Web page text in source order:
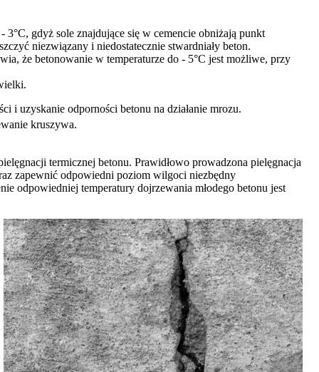
gdyż sole znajdujące się w cemencie obniżają punkt
niezwiązany i niedostatecznie stwardniały beton.
że betonowanie w temperaturze do - 5°C jest możliwe, przy
i uzyskanie odporności betonu na działanie mrozu.
kruszywa.
termicznej betonu. Prawidłowo prowadzona pielęgnacja
zapewnić odpowiedni poziom wilgoci niezbędny
odpowiedniej temperatury dojrzewania młodego betonu jest